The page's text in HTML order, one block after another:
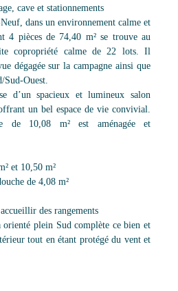
cave et stationnements
dans un environnement calme et
4 pièces de 74,40 m² se trouve au
copropriété calme de 22 lots. Il
dégagée sur la campagne ainsi que
Ouest.
d’un spacieux et lumineux salon
un bel espace de vie convivial.
de 10,08 m² est aménagée et
et 10,50 m²
de 4,08 m²
des rangements
plein Sud complète ce bien et
tout en étant protégé du vent et